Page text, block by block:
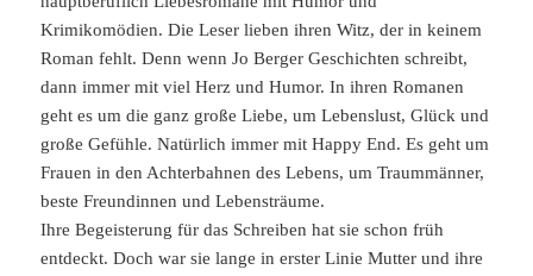
Krimikomödien. Die Leser lieben ihren Witz, der in keinem
Roman fehlt. Denn wenn Jo Berger Geschichten schreibt,
dann immer mit viel Herz und Humor. In ihren Romanen
geht es um die ganz große Liebe, um Lebenslust, Glück und
große Gefühle. Natürlich immer mit Happy End. Es geht um
Frauen in den Achterbahnen des Lebens, um Traummänner,
beste Freundinnen und Lebensträume.
Ihre Begeisterung für das Schreiben hat sie schon früh
entdeckt. Doch war sie lange in erster Linie Mutter und ihre